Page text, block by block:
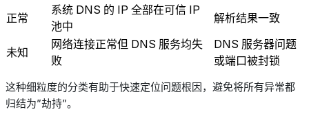
正常
系统 DNS 的 IP 全部在可信 IP
池中
解析结果一致
未知
网络连接正常但 DNS 服务均失
败
DNS 服务器问题
或端口被封锁
这种细粒度的分类有助于快速定位问题根因，避免将所有异常都
归结为”劫持”。